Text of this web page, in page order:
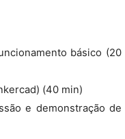
básico (20
(40 min)
e demonstração de